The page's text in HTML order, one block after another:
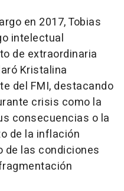
en 2017, Tobias
intelectual
de extraordinaria
Kristalina
del FMI, destacando
crisis como la
consecuencias o la
de la inflación
de las condiciones